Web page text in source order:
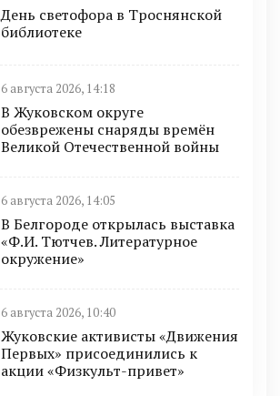
День светофора в Троснянской
библиотеке
6 августа 2026, 14:18
В Жуковском округе
обезврежены снаряды времён
Великой Отечественной войны
6 августа 2026, 14:05
В Белгороде открылась выставка
«Ф.И. Тютчев. Литературное
окружение»
6 августа 2026, 10:40
Жуковские активисты «Движения
Первых» присоединились к
акции «Физкульт-привет»